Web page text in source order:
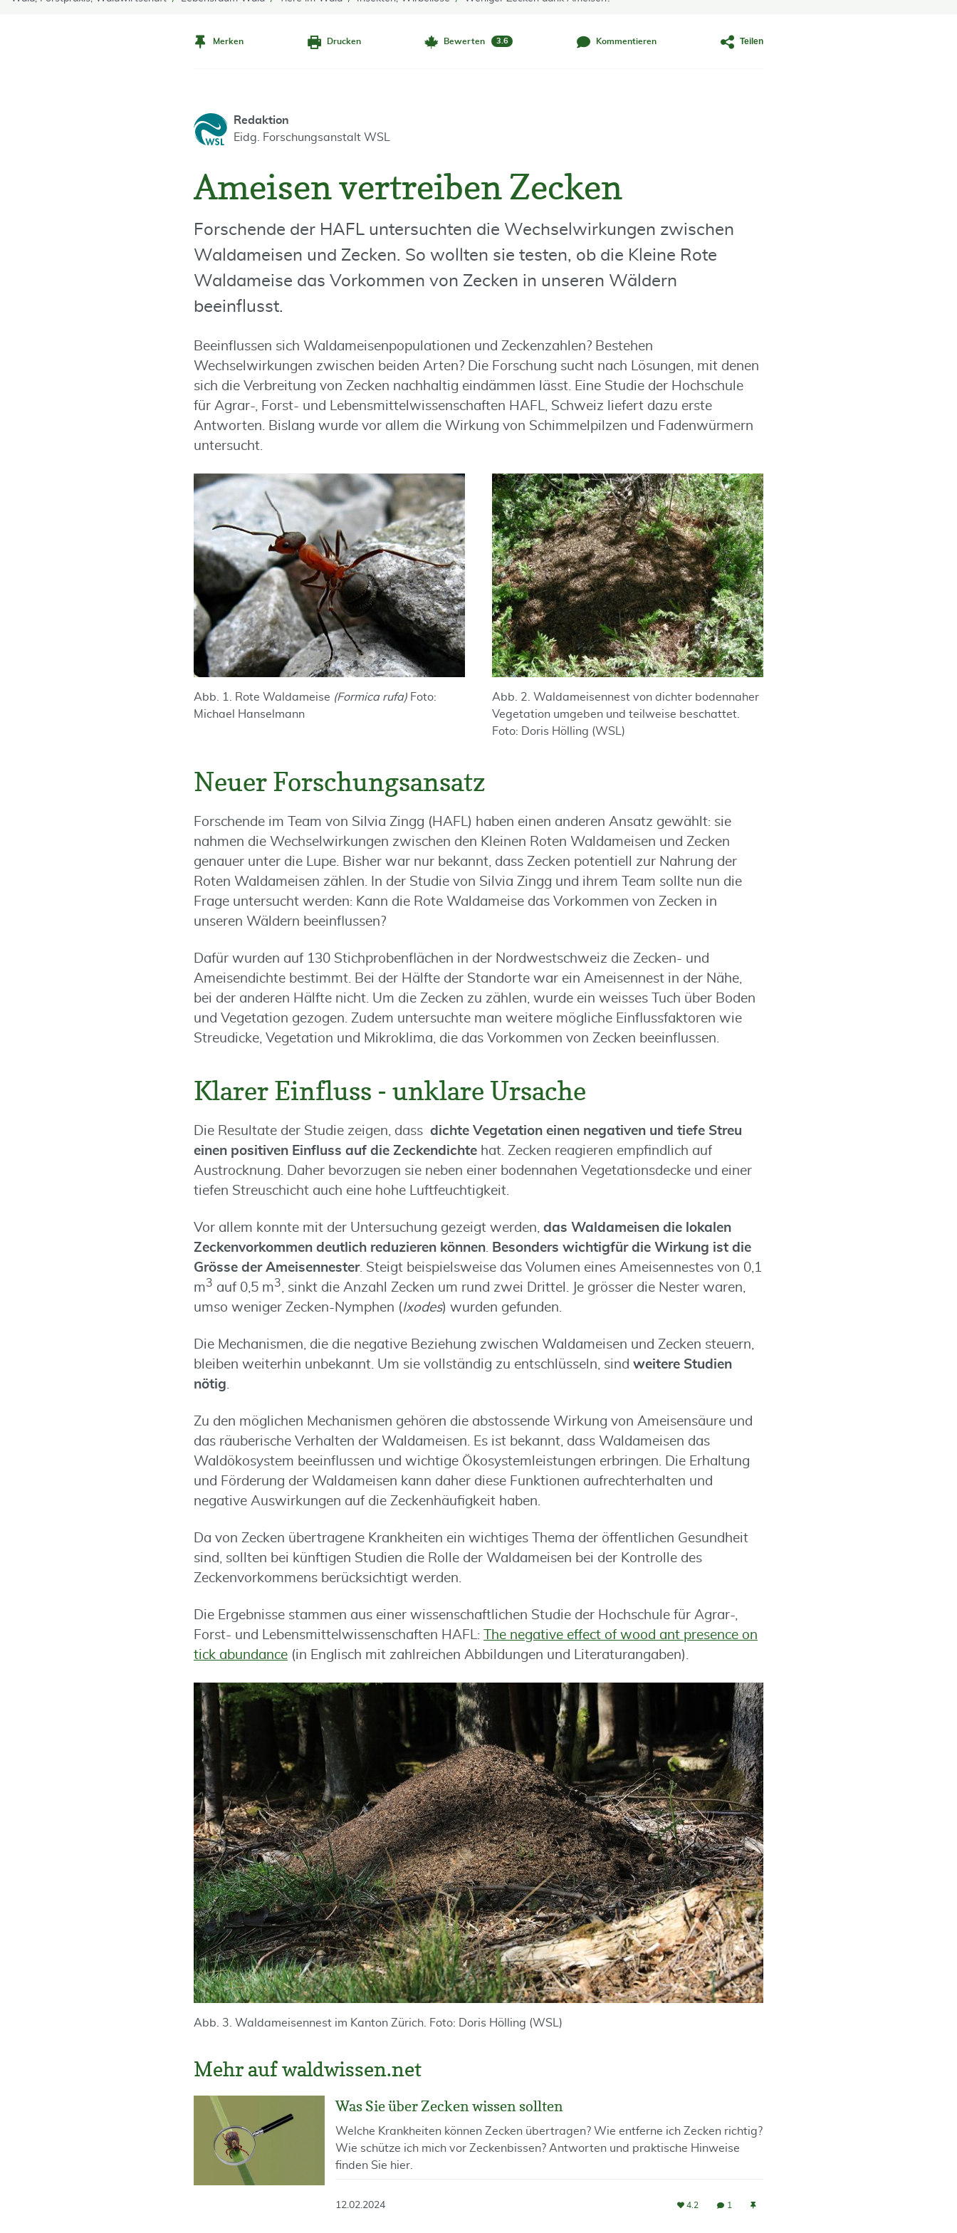
Merken Drucken Bewerten 3.6 Kommentieren Teilen
Redaktion
Eidg. Forschungsanstalt WSL
Ameisen vertreiben Zecken
Forschende der HAFL untersuchten die Wechselwirkungen zwischen
Waldameisen und Zecken. So wollten sie testen, ob die Kleine Rote
Waldameise das Vorkommen von Zecken in unseren Wäldern
beeinflusst.
Beeinflussen sich Waldameisenpopulationen und Zeckenzahlen? Bestehen
Wechselwirkungen zwischen beiden Arten? Die Forschung sucht nach Lösungen, mit denen
sich die Verbreitung von Zecken nachhaltig eindämmen lässt. Eine Studie der Hochschule
für Agrar-, Forst- und Lebensmittelwissenschaften HAFL, Schweiz liefert dazu erste
Antworten. Bislang wurde vor allem die Wirkung von Schimmelpilzen und Fadenwürmern
untersucht.
Abb. 1. Rote Waldameise (Formica rufa) Foto:
Michael Hanselmann
Abb. 2. Waldameisennest von dichter bodennaher
Vegetation umgeben und teilweise beschattet.
Foto: Doris Hölling (WSL)
Neuer Forschungsansatz
Forschende im Team von Silvia Zingg (HAFL) haben einen anderen Ansatz gewählt: sie
nahmen die Wechselwirkungen zwischen den Kleinen Roten Waldameisen und Zecken
genauer unter die Lupe. Bisher war nur bekannt, dass Zecken potentiell zur Nahrung der
Roten Waldameisen zählen. In der Studie von Silvia Zingg und ihrem Team sollte nun die
Frage untersucht werden: Kann die Rote Waldameise das Vorkommen von Zecken in
unseren Wäldern beeinflussen?
Dafür wurden auf 130 Stichprobenflächen in der Nordwestschweiz die Zecken- und
Ameisendichte bestimmt. Bei der Hälfte der Standorte war ein Ameisennest in der Nähe,
bei der anderen Hälfte nicht. Um die Zecken zu zählen, wurde ein weisses Tuch über Boden
und Vegetation gezogen. Zudem untersuchte man weitere mögliche Einflussfaktoren wie
Streudicke, Vegetation und Mikroklima, die das Vorkommen von Zecken beeinflussen.
Klarer Einfluss - unklare Ursache
Die Resultate der Studie zeigen, dass dichte Vegetation einen negativen und tiefe Streu
einen positiven Einfluss auf die Zeckendichte hat. Zecken reagieren empfindlich auf
Austrocknung. Daher bevorzugen sie neben einer bodennahen Vegetationsdecke und einer
tiefen Streuschicht auch eine hohe Luftfeuchtigkeit.
Vor allem konnte mit der Untersuchung gezeigt werden, das Waldameisen die lokalen
Zeckenvorkommen deutlich reduzieren können. Besonders wichtigfür die Wirkung ist die
Grösse der Ameisennester. Steigt beispielsweise das Volumen eines Ameisennestes von 0,1
m3 auf 0,5 m3, sinkt die Anzahl Zecken um rund zwei Drittel. Je grösser die Nester waren,
umso weniger Zecken-Nymphen (Ixodes) wurden gefunden.
Die Mechanismen, die die negative Beziehung zwischen Waldameisen und Zecken steuern,
bleiben weiterhin unbekannt. Um sie vollständig zu entschlüsseln, sind weitere Studien
nötig.
Zu den möglichen Mechanismen gehören die abstossende Wirkung von Ameisensäure und
das räuberische Verhalten der Waldameisen. Es ist bekannt, dass Waldameisen das
Waldökosystem beeinflussen und wichtige Ökosystemleistungen erbringen. Die Erhaltung
und Förderung der Waldameisen kann daher diese Funktionen aufrechterhalten und
negative Auswirkungen auf die Zeckenhäufigkeit haben.
Da von Zecken übertragene Krankheiten ein wichtiges Thema der öffentlichen Gesundheit
sind, sollten bei künftigen Studien die Rolle der Waldameisen bei der Kontrolle des
Zeckenvorkommens berücksichtigt werden.
Die Ergebnisse stammen aus einer wissenschaftlichen Studie der Hochschule für Agrar-,
Forst- und Lebensmittelwissenschaften HAFL:
The negative effect of wood ant presence on
tick abundance (in Englisch mit zahlreichen Abbildungen und Literaturangaben).
Abb. 3. Waldameisennest im Kanton Zürich. Foto: Doris Hölling (WSL)
Mehr auf waldwissen.net
Was Sie über Zecken wissen sollten
Welche Krankheiten können Zecken übertragen? Wie entferne ich Zecken richtig?
Wie schütze ich mich vor Zeckenbissen? Antworten und praktische Hinweise
finden Sie hier.
12.02.2024 4.2 1